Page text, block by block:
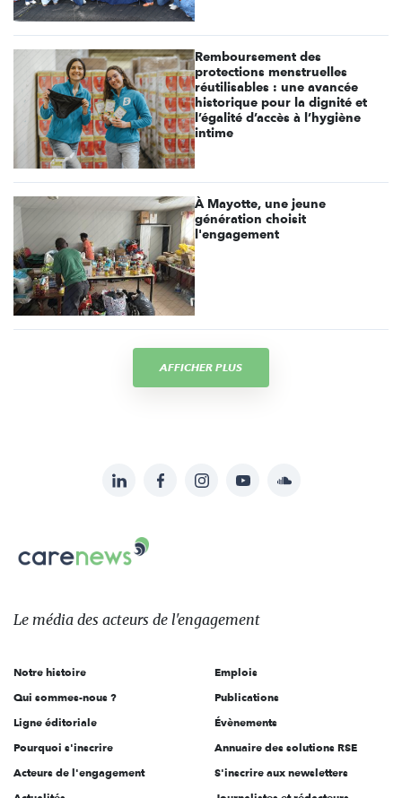
Remboursement des
protections menstruelles
réutilisables : une avancée
historique pour la dignité et
l’égalité d’accès à l’hygiène
intime
À Mayotte, une jeune
génération choisit
l'engagement
AFFICHER PLUS
sur:
LinkedInFacebookInstagramYouTubeSoundcloud
Le
des
l'engagement
Le média des acteurs de l'engagement
Notre histoire
Qui sommes-nous ?
Ligne éditoriale
Pourquoi s'inscrire
Acteurs de l'engagement
Emplois
Publications
Évènements
Annuaire des solutions RSE
S'inscrire aux newsletters